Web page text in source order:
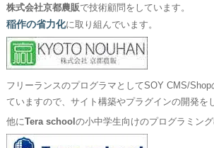
株式会社京都農販で技術顧問をしています。
稲作の省力化に取り組んでいます。
フリーランスのプログラマとしてSOY CMS/Shop
ていますので、サイト構築やプラグインの開発を
他にTera school の小中学生向けのプログラミング